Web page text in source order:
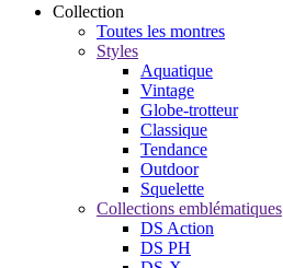
Collection
Toutes les montres
Styles
Aquatique
Vintage
Globe-trotteur
Classique
Tendance
Outdoor
Squelette
Collections emblématiques
DS Action
DS PH